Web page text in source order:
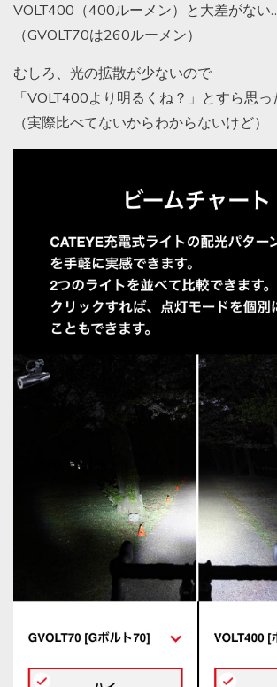
VOLT400（400ルーメン）と大差がない
（GVOLT70は260ルーメン）
むしろ、光の拡散が少ないので
「VOLT400より明るくね？」とすら思っ
（実際比べてないからわからないけど）